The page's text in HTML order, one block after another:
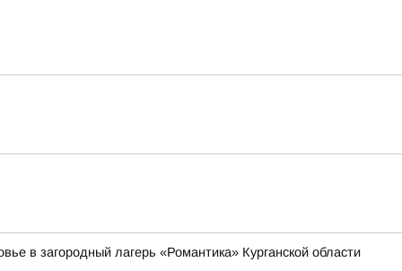
в загородный лагерь «Романтика» Курганской области